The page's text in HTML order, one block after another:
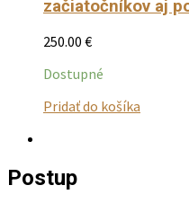
začiatočníkov aj
250.00 €
Dostupné
Pridať do košíka
Postup